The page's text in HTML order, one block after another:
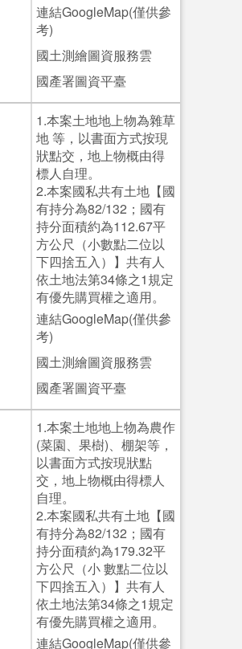
連結GoogleMap(僅供參
考)
國土測繪圖資服務雲
國產署圖資平臺
1.本案土地地上物為雜草
地 等，以書面方式按現
狀點交，地上物概由得
標人自理。
2.本案國私共有土地【國
有持分為82/132；國有
持分面積約為112.67平
方公尺（小數點二位以
下四捨五入）】共有人
依土地法第34條之1規定
有優先購買權之適用。
連結GoogleMap(僅供參
考)
國土測繪圖資服務雲
國產署圖資平臺
1.本案土地地上物為農作
(菜園、果樹)、棚架等，
以書面方式按現狀點
交，地上物概由得標人
自理。
2.本案國私共有土地【國
有持分為82/132；國有
持分面積約為179.32平
方公尺（小 數點二位以
下四捨五入）】共有人
依土地法第34條之1規定
有優先購買權之適用。
連結GoogleMap(僅供參